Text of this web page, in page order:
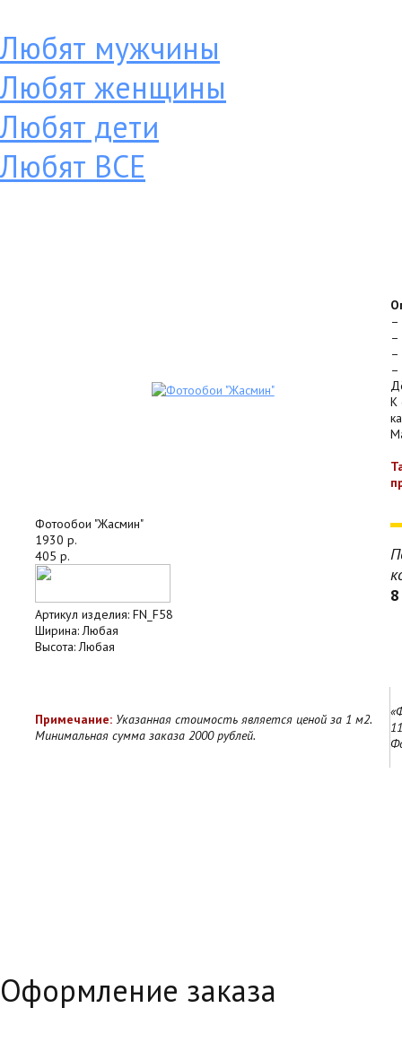
Любят мужчины
Любят женщины
Любят дети
Любят ВСЕ
Фотообои "Жасмин"
1930 р.
405 р.
Артикул изделия:FN_F58
Ширина:Любая
Высота:Любая
–
–
–
–
К
Примечание: Указанная стоимость является ценой за 1 м2.
Минимальная сумма заказа 2000 рублей.
Оформление заказа